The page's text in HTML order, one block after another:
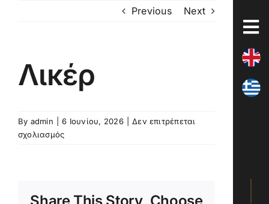
Previous Next
Λικέρ
By admin 6 Ιουνίου, 2026
Δεν επιτρέπεται
σχολιασμόςστο